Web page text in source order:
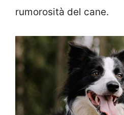
rumorosità del cane.